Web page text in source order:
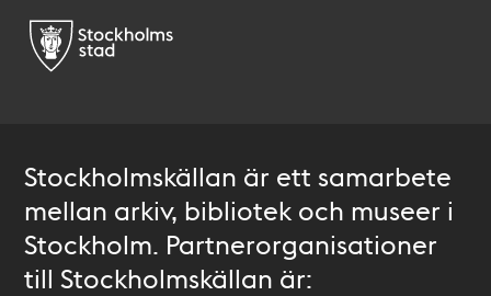
Stockholmskällan är ett samarbete
mellan arkiv, bibliotek och museer i
Stockholm. Partnerorganisationer
till Stockholmskällan är: